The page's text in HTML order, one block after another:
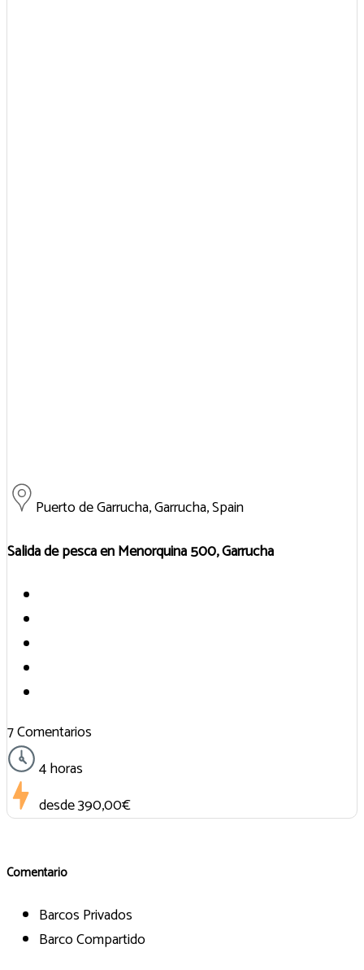
Puerto de Garrucha, Garrucha, Spain
Salida de pesca en Menorquina 500, Garrucha
7 Comentarios
4 horas
desde390,00€
Comentario
Barcos Privados
Barco Compartido